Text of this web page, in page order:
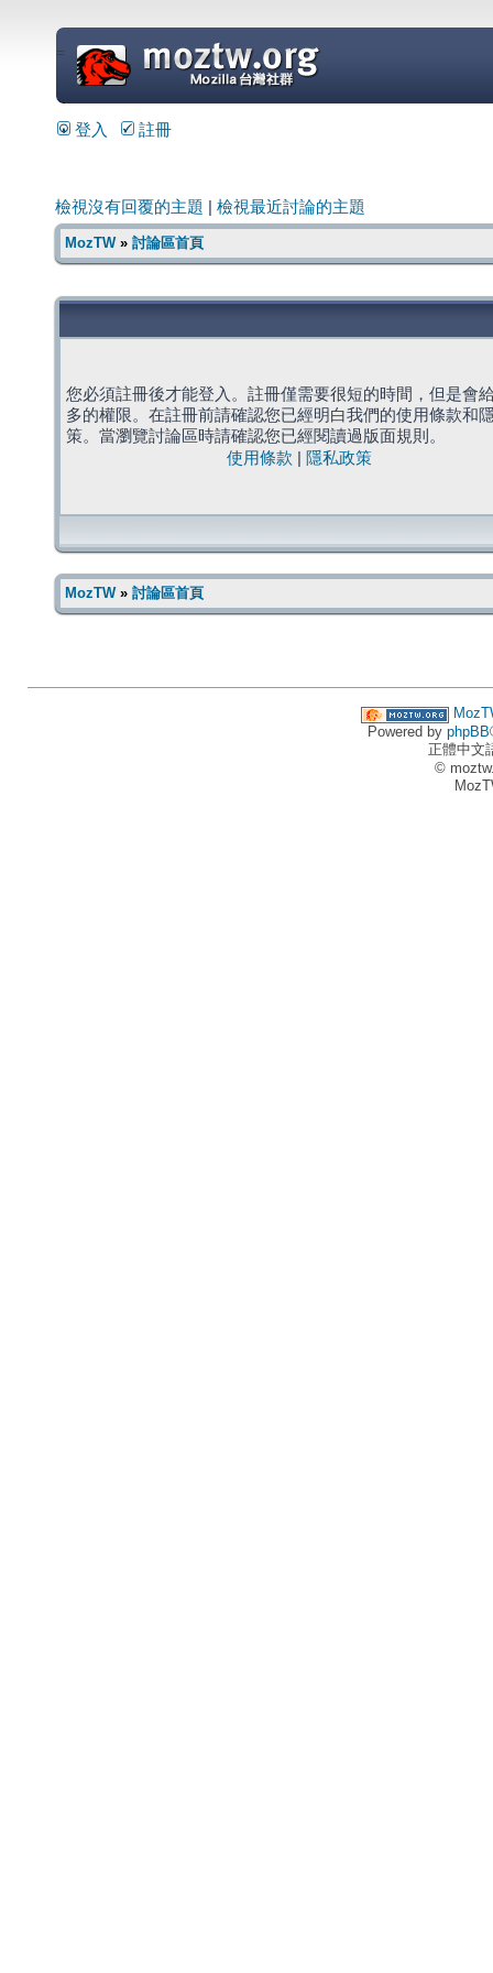
=
登入 註冊
檢視沒有回覆的主題 檢視最近討論的主題
MozTW» 討論區首頁
您必須註冊後才能登入。註冊僅需要很短的時間，但是會
多的權限。在註冊前請確認您已經明白我們的使用條款和
策。當瀏覽討論區時請確認您已經閱讀過版面規則。
使用條款
隱私政策
MozTW» 討論區首頁
Powered by phpBB
正體中文
©